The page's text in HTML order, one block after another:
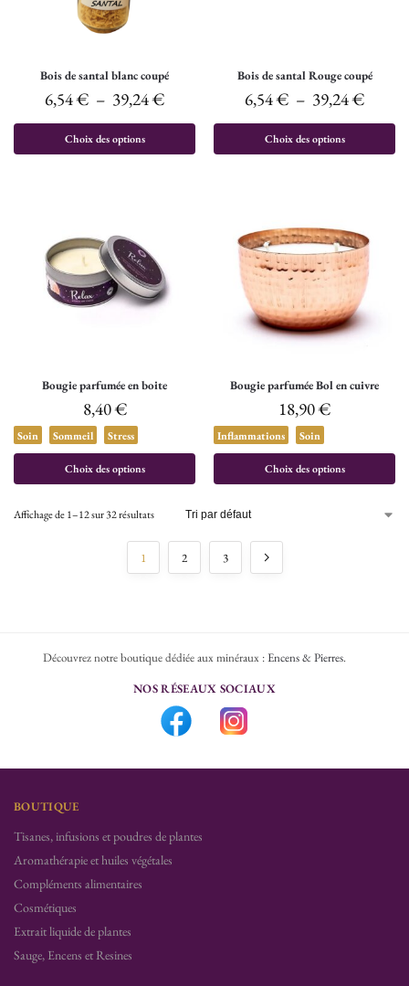
Bois de santal blanc coupé
6,54€ – 39,24€
Choix des options
Bois de santal Rouge coupé
6,54€ – 39,24€
Choix des options
Bougie parfumée en boite
8,40€
Soin Sommeil Stress
Choix des options
Bougie parfumée Bol en cuivre
18,90€
Inflammations Soin
Choix des options
Affichage de 1–12 sur 32 résultats
1 2 3
Découvrez notre boutique dédiée aux minéraux :Encens & Pierres.
NOS RÉSEAUX SOCIAUX
BOUTIQUE
Tisanes, infusions et poudres de plantes
Aromathérapie et huiles végétales
Compléments alimentaires
Cosmétiques
Extrait liquide de plantes
Sauge, Encens et Resines